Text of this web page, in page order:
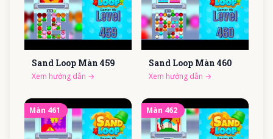
Sand Loop Màn 459
Xem hướng dẫn →
Sand Loop Màn 460
Xem hướng dẫn →
Màn 461 Màn 462